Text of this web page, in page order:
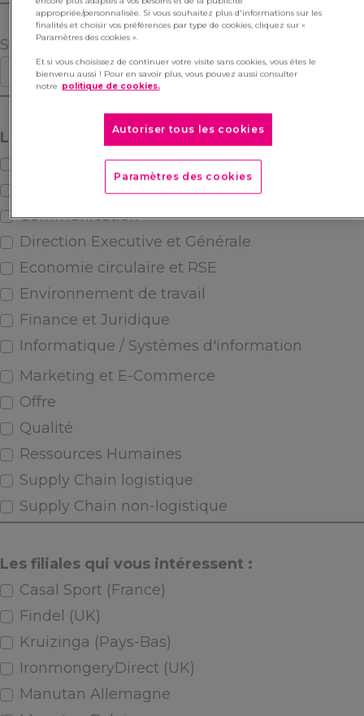
Statut
Les départements qui vous intéressent :
Commerce / Relation client
Commerce International
Communication
Direction Executive et Générale
Economie circulaire et RSE
Environnement de travail
Finance et Juridique
Informatique / Systèmes d'information
Marketing et E-Commerce
Offre
Qualité
Ressources Humaines
Supply Chain logistique
Supply Chain non-logistique
Les filiales qui vous intéressent :
Casal Sport (France)
Findel (UK)
Kruizinga (Pays-Bas)
IronmongeryDirect (UK)
Manutan Allemagne
appropriée/personnalisée. Si vous souhaitez plus d'informations sur les
finalités et choisir vos préférences par type de cookies, cliquez sur «
Paramètres des cookies ».
Et si vous choisissez de continuer votre visite sans cookies, vous êtes le
bienvenu aussi ! Pour en savoir plus, vous pouvez aussi consulter
notre politique de cookies.
Autoriser tous les cookies
Paramètres des cookies